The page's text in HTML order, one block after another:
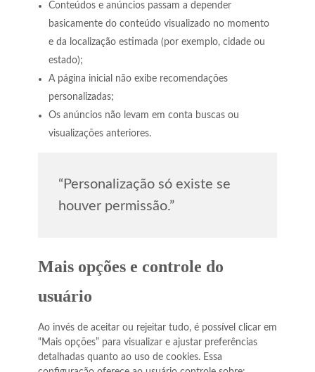
Conteúdos e anúncios passam a depender
basicamente do conteúdo visualizado no momento
e da localização estimada (por exemplo, cidade ou
estado);
A página inicial não exibe recomendações
personalizadas;
Os anúncios não levam em conta buscas ou
visualizações anteriores.
“Personalização só existe se
houver permissão.”
Mais opções e controle do
usuário
Ao invés de aceitar ou rejeitar tudo, é possível clicar em
“Mais opções” para visualizar e ajustar preferências
detalhadas quanto ao uso de cookies. Essa